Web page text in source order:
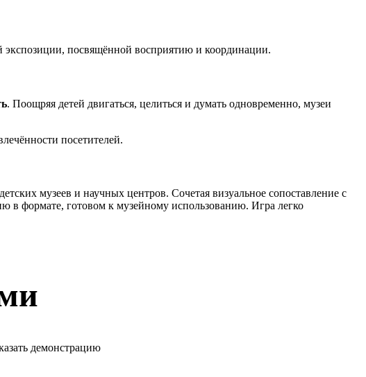
экспозиции, посвящённой восприятию и координации.
. Поощряя детей двигаться, целиться и думать одновременно, музеи
посетителей.
музеев и научных центров. Сочетая визуальное сопоставление с
в формате, готовом к музейному использованию. Игра легко
демонстрацию